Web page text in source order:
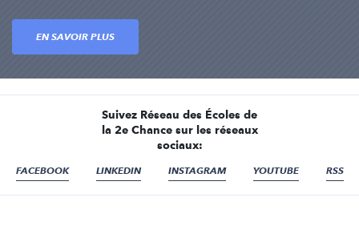
EN SAVOIR PLUS
Suivez Réseau des Écoles de
la 2e Chance sur les réseaux
sociaux:
FACEBOOK LINKEDIN INSTAGRAM YOUTUBE RSS